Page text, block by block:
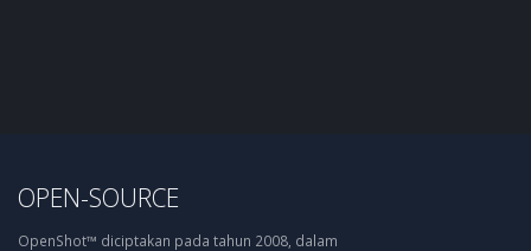
OPEN-SOURCE
OpenShot™ diciptakan pada tahun 2008, dalam